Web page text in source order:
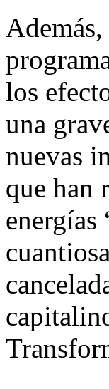
los
una
nuevas
que han
energías